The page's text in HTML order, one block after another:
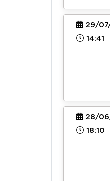
29/
14:41
28/
18:10